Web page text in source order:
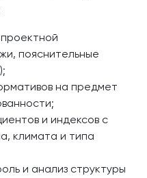
пояснительные
на предмет
и индексов с
климата и типа
и анализ структуры